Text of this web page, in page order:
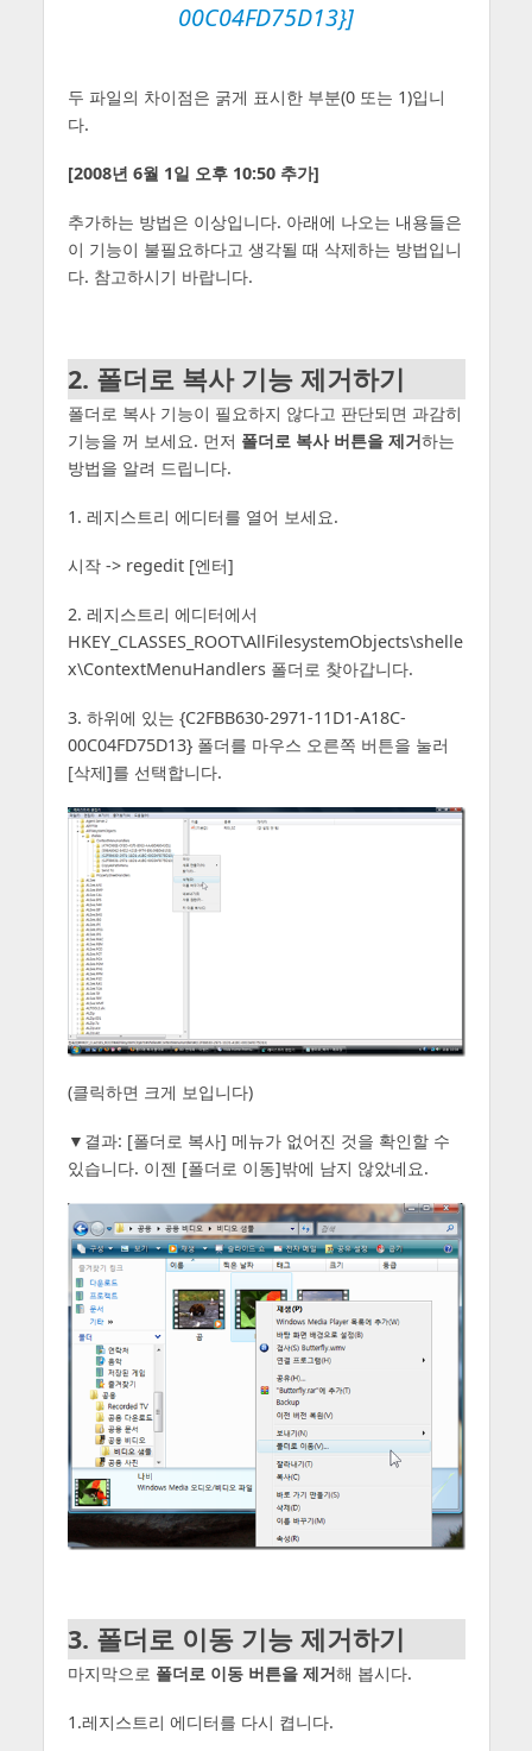
00C04FD75D13}]
두 파일의 차이점은 굵게 표시한 부분(0 또는 1)입니
다.
[2008년 6월 1일 오후 10:50 추가]
추가하는 방법은 이상입니다. 아래에 나오는 내용들은
이 기능이 불필요하다고 생각될 때 삭제하는 방법입니
다. 참고하시기 바랍니다.
2. 폴더로 복사 기능 제거하기
폴더로 복사 기능이 필요하지 않다고 판단되면 과감히
기능을 꺼 보세요. 먼저 폴더로 복사 버튼을 제거하는
방법을 알려 드립니다.
1. 레지스트리 에디터를 열어 보세요.
시작 -> regedit [엔터]
2. 레지스트리 에디터에서
HKEY_CLASSES_ROOT\AllFilesystemObjects\shelle
x\ContextMenuHandlers 폴더로 찾아갑니다.
3. 하위에 있는 {C2FBB630-2971-11D1-A18C-
00C04FD75D13} 폴더를 마우스 오른쪽 버튼을 눌러
[삭제]를 선택합니다.
(클릭하면 크게 보입니다)
▼결과: [폴더로 복사] 메뉴가 없어진 것을 확인할 수
있습니다. 이젠 [폴더로 이동]밖에 남지 않았네요.
3. 폴더로 이동 기능 제거하기
마지막으로 폴더로 이동 버튼을 제거해 봅시다.
1.레지스트리 에디터를 다시 켭니다.